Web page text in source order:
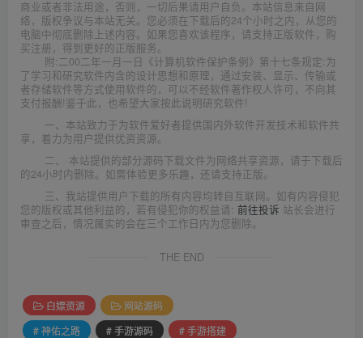
商业或者非法用途，否则，一切后果请用户自负。本站信息来自网
络，版权争议与本站无关。您必须在下载后的24个小时之内，从您的
电脑中彻底删除上述内容。如果您喜欢该程序，请支持正版软件，购
买注册，得到更好的正版服务。
附:二00二年一月一日《计算机软件保护条例》第十七条规定:为
了学习和研究软件内含的设计思想和原理，通过安装、显示、传输或
者存储软件等方式使用软件的，可以不经软件著作权人许可，不向其
支付报酬!鉴于此，也希望大家按此说明研究软件!
一、本站致力于为软件爱好者提供国内外软件开发技术和软件共
享，着力为用户提供优资资源。
二、 本站提供的部分源码下载文件为网络共享资源，请于下载后
的24小时内删除。如需体验更多乐趣，还请支持正版。
三、我站提供用户下载的所有内容均转自互联网。如有内容侵犯
您的版权或其他利益的，若有侵犯你的权益请: 前往投诉 站长会进行
审查之后，情况属实的会在三个工作日内为您删除。
THE END
白嫖资源
网站源码
# 神佑之路
# 手游源码 # 手游搭建